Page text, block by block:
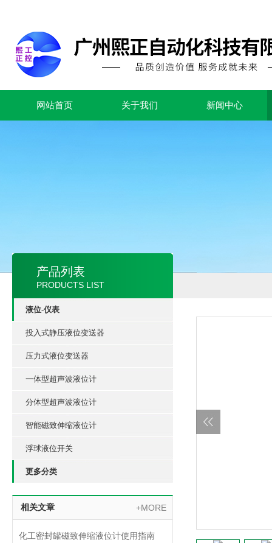
网站首页 关于我们 新闻中心
产品列表
PRODUCTS LIST
液位-仪表
投入式静压液位变送器
压力式液位变送器
一体型超声波液位计
分体型超声波液位计
智能磁致伸缩液位计
浮球液位开关
更多分类
相关文章 +MORE
化工密封罐磁致伸缩液位计使用指南